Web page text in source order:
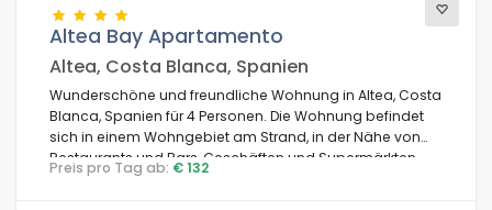
Altea Bay Apartamento
Altea, Costa Blanca, Spanien
Wunderschöne und freundliche Wohnung in Altea, Costa
Blanca, Spanien für 4 Personen. Die Wohnung befindet
sich in einem Wohngebiet am Strand, in der Nähe von
Restaurants und Bars, Geschäften und Supermärkten,
und nur 50 m vom Strand Albir-Altea entfernt.
Preis pro Tag ab: € 132